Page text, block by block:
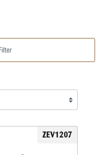
ZEV1207